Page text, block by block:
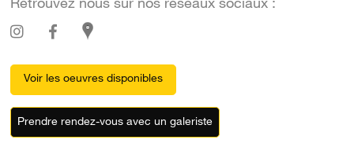
Retrouvez nous sur nos réseaux sociaux :
Voir les oeuvres disponibles
Prendre rendez-vous avec un galeriste